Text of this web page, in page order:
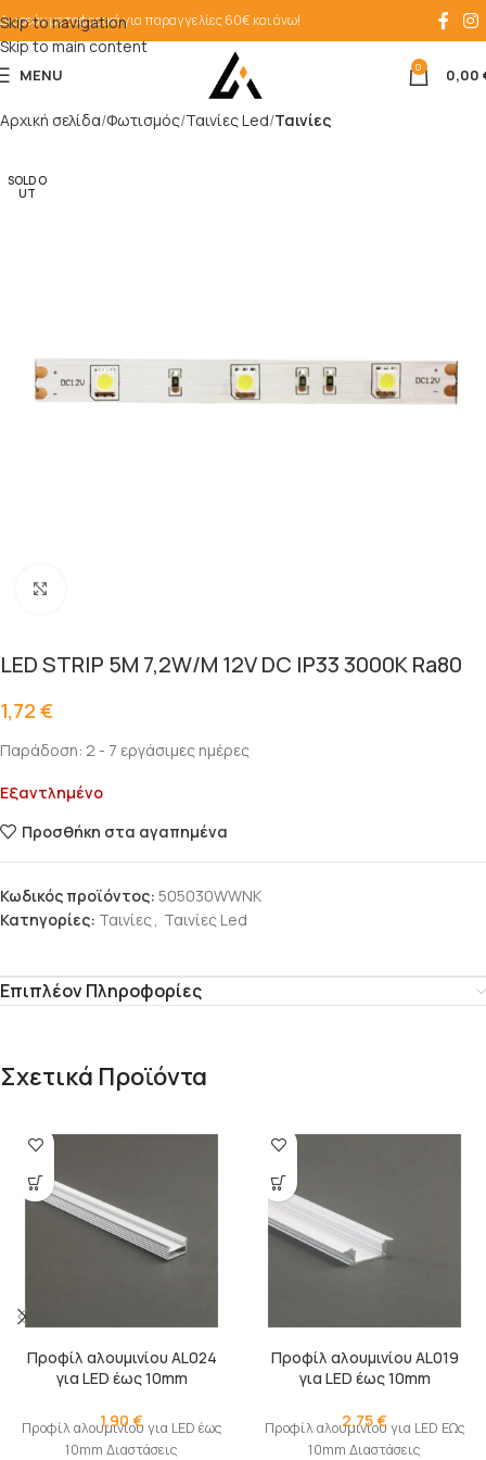
Skip to navigation
Skip to main content
Δωρεάν μεταφορικά για παραγγελίες 60€ και άνω!
MENU 0 0,00
Αρχική σελίδα Φωτισμός Ταινίες Led Ταινίες
SOLD O
UT
LED STRIP 5M 7,2W/M 12V DC IP33 3000K Ra80
1,72 €
Παράδοση: 2 - 7 εργάσιμες ημέρες
Εξαντλημένο
Προσθήκη στα αγαπημένα
Κωδικός προϊόντος: 505030WWNK
Κατηγορίες: Ταινίες, Ταινίες Led
Επιπλέον Πληροφορίες
Σχετικά Προϊόντα
Προφίλ αλουμινίου AL024
για LED έως 10mm
1,90€
Προφίλ αλουμινίου για LED έως
10mm Διαστάσεις
Προφίλ αλουμινίου AL019
για LED έως 10mm
2,75€
Προφίλ αλουμινίου για LED ΕΩς
10mm Διαστάσεις